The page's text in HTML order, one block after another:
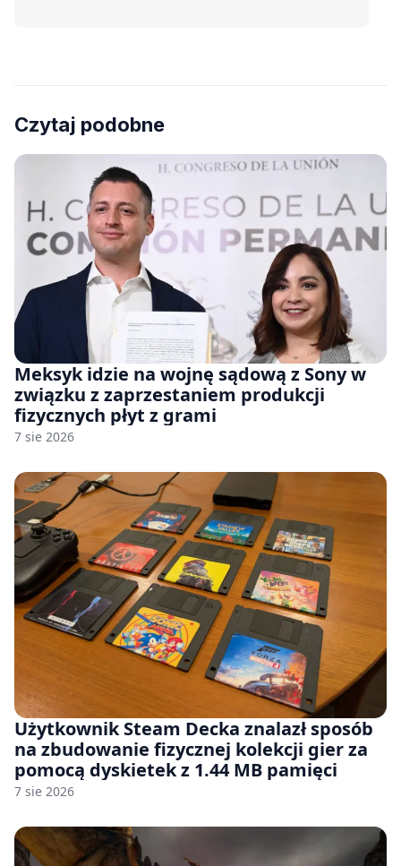
Czytaj podobne
Meksyk idzie na wojnę sądową z Sony w
związku z zaprzestaniem produkcji
fizycznych płyt z grami
7 sie 2026
Użytkownik Steam Decka znalazł sposób
na zbudowanie fizycznej kolekcji gier za
pomocą dyskietek z 1.44 MB pamięci
7 sie 2026